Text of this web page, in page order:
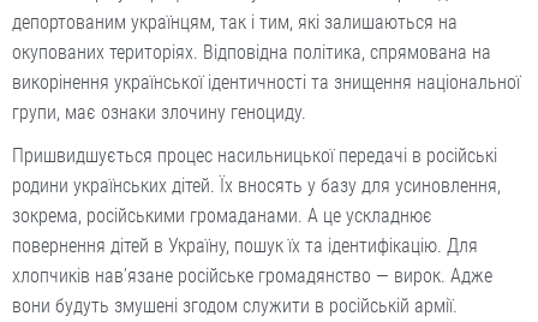
депортованим українцям, так і тим, які залишаються на
окупованих територіях. Відповідна політика, спрямована на
викорінення української ідентичності та знищення національної
групи, має ознаки злочину геноциду.
Пришвидшується процес насильницької передачі в російські
родини українських дітей. Їх вносять у базу для усиновлення,
зокрема, російськими громаданами. А це ускладнює
повернення дітей в Україну, пошук їх та ідентифікацію. Для
хлопчиків нав’язане російське громадянство — вирок. Адже
вони будуть змушені згодом служити в російській армії.